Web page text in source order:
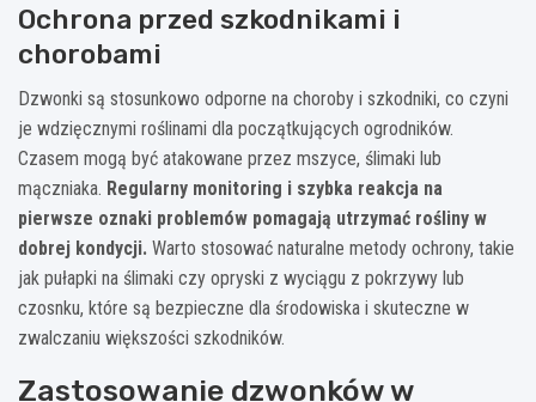
Ochrona przed szkodnikami i
chorobami
Dzwonki są stosunkowo odporne na choroby i szkodniki, co czyni
je wdzięcznymi roślinami dla początkujących ogrodników.
Czasem mogą być atakowane przez mszyce, ślimaki lub
mączniaka. Regularny monitoring i szybka reakcja na
pierwsze oznaki problemów pomagają utrzymać rośliny w
dobrej kondycji. Warto stosować naturalne metody ochrony, takie
jak pułapki na ślimaki czy opryski z wyciągu z pokrzywy lub
czosnku, które są bezpieczne dla środowiska i skuteczne w
zwalczaniu większości szkodników.
Zastosowanie dzwonków w